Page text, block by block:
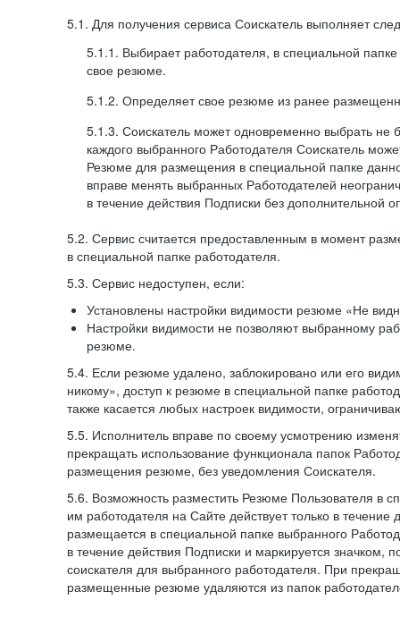
5.1. Для получения сервиса Соискатель выполняет
5.1.1. Выбирает работодателя, в специальной папке
свое резюме.
5.1.2. Определяет свое резюме из ранее
5.1.3. Соискатель может одновременно выбрать не
каждого выбранного Работодателя Соискатель
Резюме для размещения в специальной папке
вправе менять выбранных Работодателей
в течение действия Подписки без дополнительной
5.2. Сервис считается предоставленным в момент
в специальной папке работодателя.
5.3. Сервис недоступен, если:
Установлены настройки видимости резюме «Не
Настройки видимости не позволяют выбранному
резюме.
5.4. Если резюме удалено, заблокировано или его
никому», доступ к резюме в специальной папке
также касается любых настроек видимости,
5.5. Исполнитель вправе по своему усмотрению
прекращать использование функционала папок
размещения резюме, без уведомления Соискателя.
5.6. Возможность разместить Резюме Пользователя в
им работодателя на Сайте действует только в
размещается в специальной папке выбранного
в течение действия Подписки и маркируется
соискателя для выбранного работодателя. При
размещенные резюме удаляются из папок